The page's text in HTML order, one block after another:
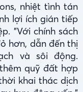
nhiệt tình tán
lợi ích gián tiếp
"Với chính sách
hơn, dẫn đến thị
và sôi động.
quỹ đất hợp
khai thác dịch